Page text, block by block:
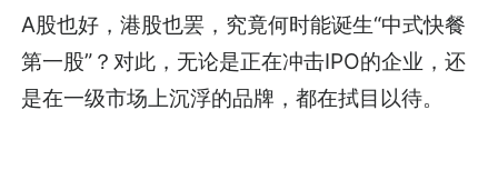
A股也好，港股也罢，究竟何时能诞生“中式快餐
第一股”？对此，无论是正在冲击IPO的企业，还
是在一级市场上沉浮的品牌，都在拭目以待。